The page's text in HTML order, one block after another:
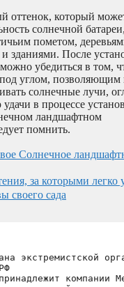
оттенок, который
солнечной
пометом,
зданиями. После
убедиться в том,
углом,
солнечные лучи,
в процессе
ландшафтном
помнить.
Солнечное
за которыми легко
своего сада
экстремистской
компании